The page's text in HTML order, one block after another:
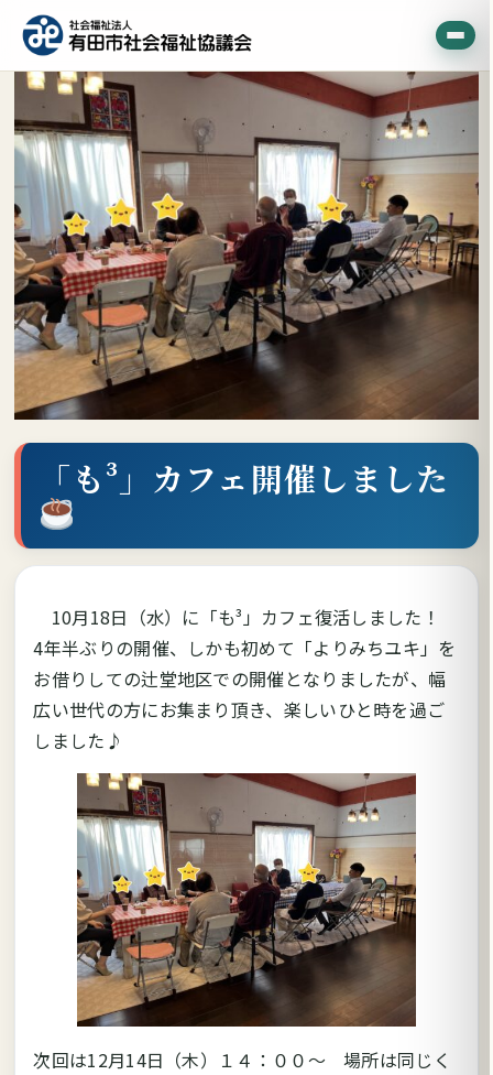
「も³」カフェ開催しました
10月18日（水）に「も³」カフェ復活しました！
4年半ぶりの開催、しかも初めて「よりみちユキ」を
お借りしての辻堂地区での開催となりましたが、幅
広い世代の方にお集まり頂き、楽しいひと時を過ご
しました♪
次回は12月14日（木）１４：００～ 場所は同じく